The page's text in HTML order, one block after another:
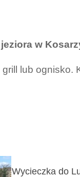
w
lub ognisko.
Wycieczka do